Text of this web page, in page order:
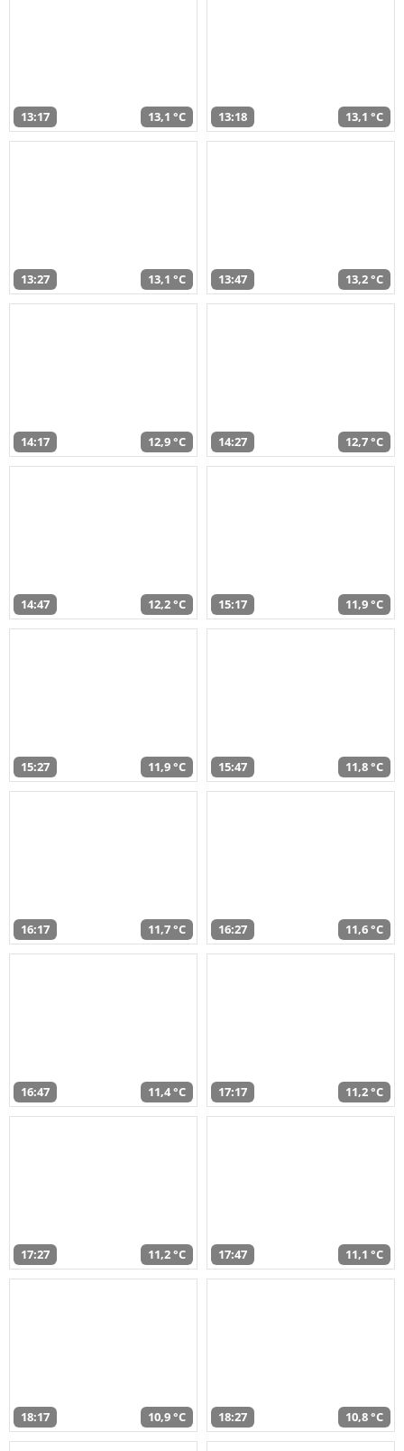
13:17 13,1 °C 13:18 13,1 °C
13:27 13,1 °C 13:47 13,2 °C
14:17 12,9 °C 14:27 12,7 °C
14:47 12,2 °C 15:17 11,9 °C
15:27 11,9 °C 15:47 11,8 °C
16:17 11,7 °C 16:27 11,6 °C
16:47 11,4 °C 17:17 11,2 °C
17:27 11,2 °C 17:47 11,1 °C
18:17 10,9 °C 18:27 10,8 °C